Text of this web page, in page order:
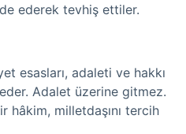
ederek tevhiş ettiler.
esasları, adaleti ve hakkı
Adalet üzerine gitmez.
hâkim, milletdaşını tercih